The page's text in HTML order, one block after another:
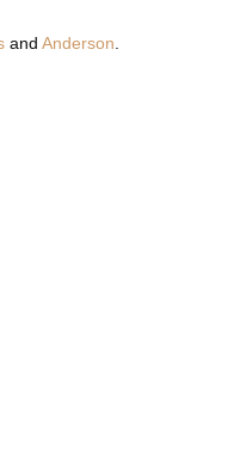
and Anderson